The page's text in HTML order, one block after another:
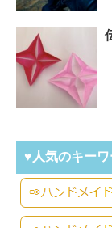
♥人気のキーワ